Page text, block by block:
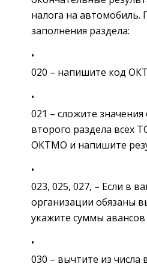
налога на автомобиль.
заполнения раздела:
020 – напишите код
021 – сложите значения
второго раздела всех
ОКТМО и напишите
023, 025, 027, – Если в
организации обязаны
укажите суммы
030 – вычтите из числа